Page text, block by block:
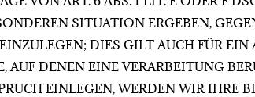
SITUATION ERGEBEN,
DIES GILT AUCH FÜR
AUF DENEN EINE VERARBEITUNG
EINLEGEN, WERDEN WIR IHRE